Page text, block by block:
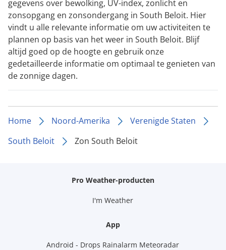
gegevens over bewolking, UV-index, zonlicht en
zonsopgang en zonsondergang in South Beloit. Hier
vindt u alle relevante informatie om uw activiteiten te
plannen op basis van het weer in South Beloit. Blijf
altijd goed op de hoogte en gebruik onze
gedetailleerde informatie om optimaal te genieten van
de zonnige dagen.
Home Noord-Amerika
Verenigde Staten
South Beloit
Zon South Beloit
Pro Weather-producten
I'm Weather
App
Android - Drops Rainalarm Meteoradar